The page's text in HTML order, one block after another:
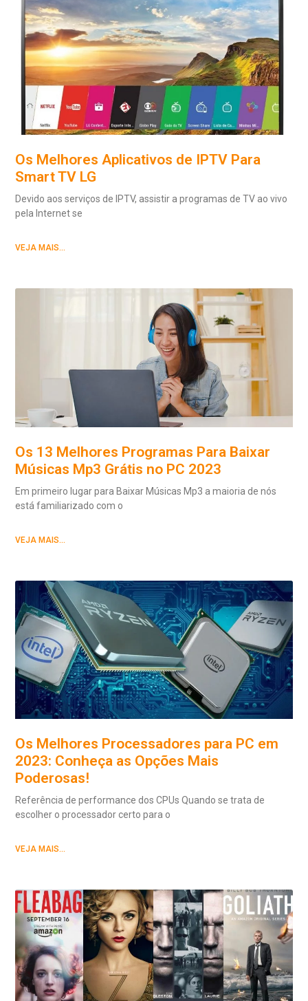
Os Melhores Aplicativos de IPTV Para
Smart TV LG
Devido aos serviços de IPTV, assistir a programas de TV ao vivo
pela Internet se
VEJA MAIS...
Os 13 Melhores Programas Para Baixar
Músicas Mp3 Grátis no PC 2023
Em primeiro lugar para Baixar Músicas Mp3 a maioria de nós
está familiarizado com o
VEJA MAIS...
Os Melhores Processadores para PC em
2023: Conheça as Opções Mais
Poderosas!
Referência de performance dos CPUs Quando se trata de
escolher o processador certo para o
VEJA MAIS...